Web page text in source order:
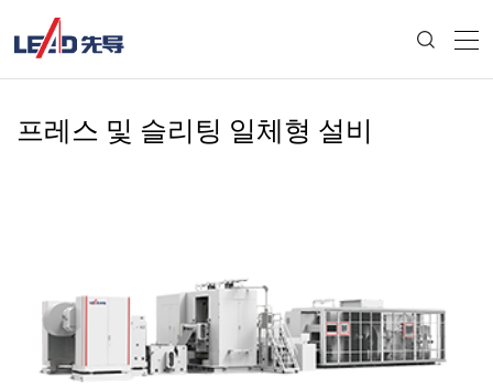
프레스 및 슬리팅 일체형 설비